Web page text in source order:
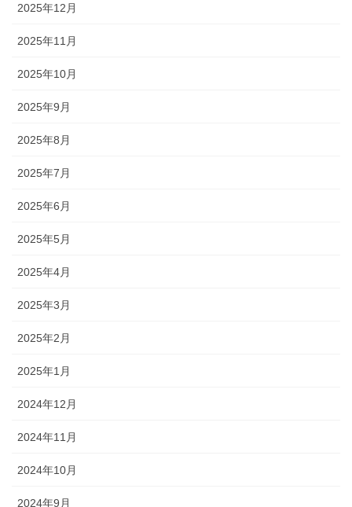
2025年12月
2025年11月
2025年10月
2025年9月
2025年8月
2025年7月
2025年6月
2025年5月
2025年4月
2025年3月
2025年2月
2025年1月
2024年12月
2024年11月
2024年10月
2024年9月